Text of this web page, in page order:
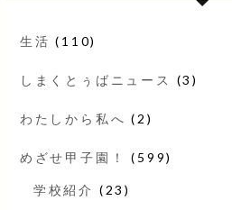
生活 (110)
しまくとぅばニュース (3)
わたしから私へ (2)
めざせ甲子園！ (599)
学校紹介 (23)